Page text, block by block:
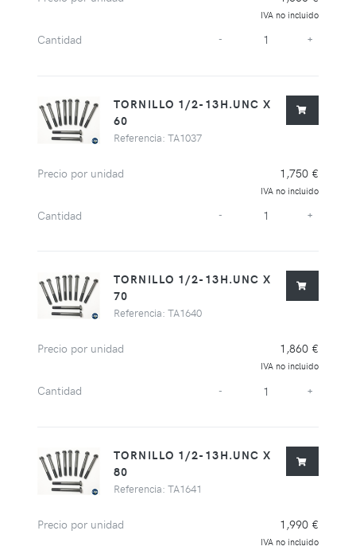
IVA no incluido
Cantidad - +
TORNILLO 1/2-13H.UNC X
60
Referencia: TA1037
Precio por unidad 1,750 €
IVA no incluido
Cantidad - +
TORNILLO 1/2-13H.UNC X
70
Referencia: TA1640
Precio por unidad 1,860 €
IVA no incluido
Cantidad - +
TORNILLO 1/2-13H.UNC X
80
Referencia: TA1641
Precio por unidad 1,990 €
IVA no incluido